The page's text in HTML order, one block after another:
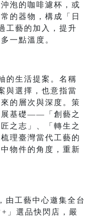
泡的咖啡濾杯，或
的器物，構成「日
工藝的加入，提升
一點溫度。
的生活提案。名稱
與選擇，也意指當
的層次與深度。策
展基礎——「創藝之
之志」、「轉生之
理臺灣當代工藝的
物件的角度，重新
由工藝中心邀集全台
」選品快閃店，嚴